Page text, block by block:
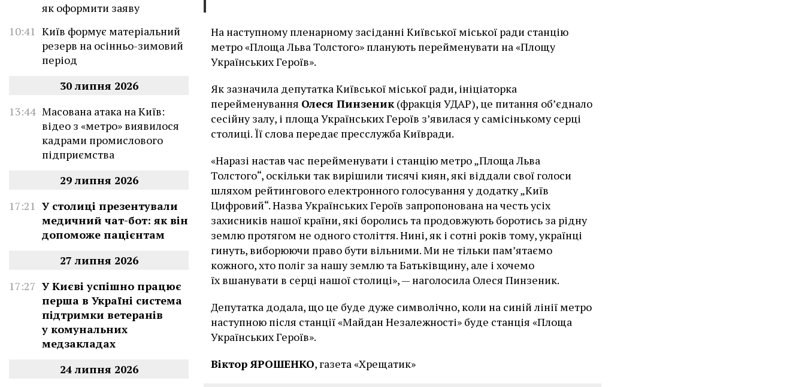
як оформити заяву
10:41 Київ формує матеріальний
резерв на осінньо-зимовий
період
30 липня 2026
13:44 Масована атака на Київ:
відео з «метро» виявилося
кадрами промислового
підприємства
29 липня 2026
17:21 У столиці презентували
медичний чат-бот: як він
допоможе пацієнтам
27 липня 2026
17:27 У Києві успішно працює
перша в Україні система
підтримки ветеранів
у комунальних
медзакладах
24 липня 2026
На наступному пленарному засіданні Київської міської ради станцію
метро «Площа Льва Толстого» планують перейменувати на «Площу
Українських Героїв».
Як зазначила депутатка Київської міської ради, ініціаторка
перейменування Олеся Пинзеник (фракція УДАР), це питання об’єднало
сесійну залу, і площа Українських Героїв з’явилася у самісінькому серці
столиці. Її слова передає пресслужба Київради.
«Наразі настав час перейменувати і станцію метро „Площа Льва
Толстого“, оскільки так вирішили тисячі киян, які віддали свої голоси
шляхом рейтингового електронного голосування у додатку „Київ
Цифровий“. Назва Українських Героїв запропонована на честь усіх
захисників нашої країни, які боролись та продовжують боротись за рідну
землю протягом не одного століття. Нині, як і сотні років тому, українці
гинуть, виборюючи право бути вільними. Ми не тільки пам’ятаємо
кожного, хто поліг за нашу землю та Батьківщину, але і хочемо
їх вшанувати в серці нашої столиці», — наголосила Олеся Пинзеник.
Депутатка додала, що це буде дуже символічно, коли на синій лінії метро
наступною після станції «Майдан Незалежності» буде станція «Площа
Українських Героїв».
Віктор ЯРОШЕНКО, газета «Хрещатик»